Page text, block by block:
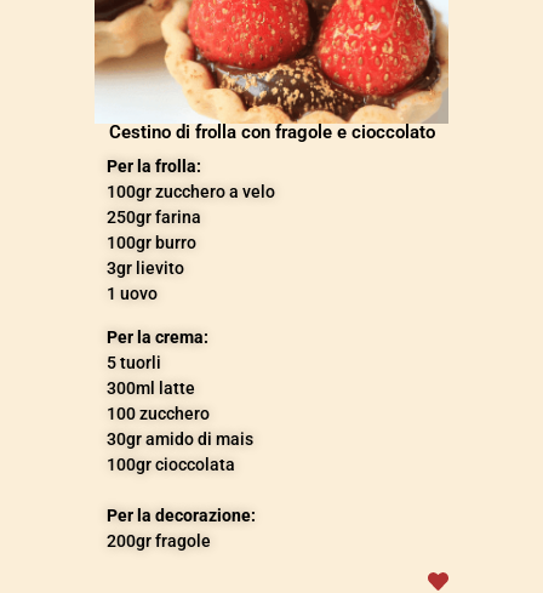
Cestino di frolla con fragole e cioccolato
Per la frolla:
100gr zucchero a velo
250gr farina
100gr burro
3gr lievito
1 uovo
Per la crema:
5 tuorli
300ml latte
100 zucchero
30gr amido di mais
100gr cioccolata
Per la decorazione:
200gr fragole